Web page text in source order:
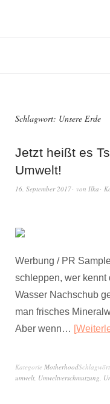
Schlagwort: Unsere Erde
Jetzt heißt es
Umwelt!
16. September 2017 von Ilka
Werbung / PR
schleppen, wer kennt
Wasser Nachschub
man frisches
Aber wenn…
Kategorie Motherhood
umwelt, Umweltverschmutzung,